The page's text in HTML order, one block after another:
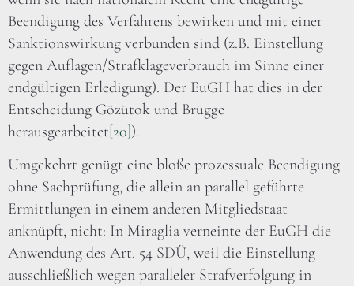
Beendigung des Verfahrens bewirken und mit einer
Sanktionswirkung verbunden sind (z.B. Einstellung
gegen Auflagen/Strafklageverbrauch im Sinne einer
endgültigen Erledigung). Der EuGH hat dies in der
Entscheidung Gözütok und Brügge
herausgearbeitet[20]).
Umgekehrt genügt eine bloße prozessuale Beendigung
ohne Sachprüfung, die allein an parallel geführte
Ermittlungen in einem anderen Mitgliedstaat
anknüpft, nicht: In Miraglia verneinte der EuGH die
Anwendung des Art. 54 SDÜ, weil die Einstellung
ausschließlich wegen paralleler Strafverfolgung in